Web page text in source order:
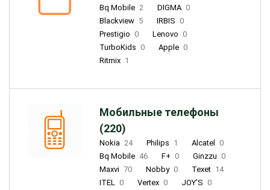
Bq Mobile 2 DIGMA 0
Blackview 5 IRBIS 0
Prestigio 0 Lenovo 0
TurboKids 0 Apple 0
Ritmix 1
Мобильные телефоны
(220)
Nokia 24 Philips 1 Alcatel
0
Bq Mobile 46 F+ 0 Ginzzu 0
Maxvi 70 Nobby 0 Texet 14
ITEL 0 Vertex 0 JOY'S 0